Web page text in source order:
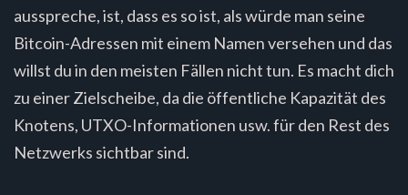
ausspreche, ist, dass es so ist, als würde man seine
Bitcoin-Adressen mit einem Namen versehen und das
willst du in den meisten Fällen nicht tun. Es macht dich
zu einer Zielscheibe, da die öffentliche Kapazität des
Knotens, UTXO-Informationen usw. für den Rest des
Netzwerks sichtbar sind.